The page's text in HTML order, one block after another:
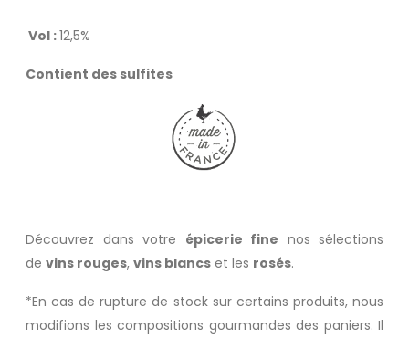
Vol :12,5%
Contient des sulfites
Découvrez dans votre épicerie fine nos sélections
de vins rouges, vins blancs et les rosés.
*En cas de rupture de stock sur certains produits, nous
modifions les compositions gourmandes des paniers. Il